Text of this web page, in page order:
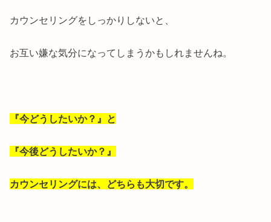
カウンセリングをしっかりしないと、
お互い嫌な気分になってしまうかもしれませんね。
『今どうしたいか？』 と
『今後どうしたいか？』
カウンセリングには、どちらも大切です。